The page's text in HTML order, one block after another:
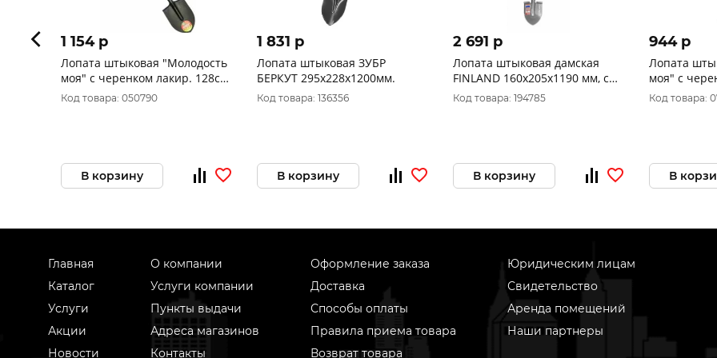
1 154 p
Лопата штыковая "Молодость
моя" с черенком лакир. 128см
0915-Ч ЦИ
Код товара: 050790
В корзину
1 831 p
Лопата штыковая ЗУБР
БЕРКУТ 295х228х1200мм.
Код товара: 136356
В корзину
2 691 p
Лопата штыковая дамская
FINLAND 160х205х1190 мм, с
зубьями, алюминиевый
черенок 2624
Код товара: 194785
В корзину
944 p
Лопата
моя" с
1356-Ч
Код товара:
В
Главная
Каталог
Услуги
Акции
Новости
О компании
Услуги компании
Пункты выдачи
Адреса магазинов
Контакты
Оформление заказа
Доставка
Способы оплаты
Правила приема товара
Возврат товара
Юридическим лицам
Свидетельство
Аренда помещений
Наши партнеры